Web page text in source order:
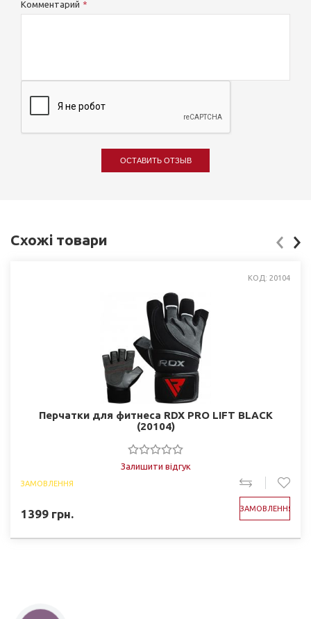
Комментарий
ОСТАВИТЬ ОТЗЫВ
Схожі товари
КОД: 20104
Перчатки для фитнеса RDX PRO LIFT BLACK
(20104)
Залишити відгук
ЗАМОВЛЕННЯ
1399 грн. ЗАМОВЛЕННЯ